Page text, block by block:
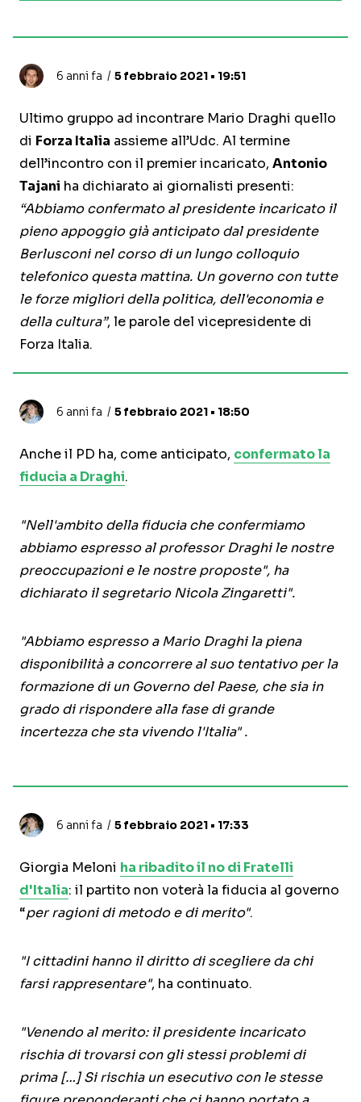
6 anni fa 5 febbraio 2021 • 19:51
Ultimo gruppo ad incontrare Mario Draghi quello
di Forza Italia assieme all’Udc. Al termine
dell’incontro con il premier incaricato, Antonio
Tajani ha dichiarato ai giornalisti presenti:
“Abbiamo confermato al presidente incaricato il
pieno appoggio già anticipato dal presidente
Berlusconi nel corso di un lungo colloquio
telefonico questa mattina. Un governo con tutte
le forze migliori della politica, dell'economia e
della cultura”, le parole del vicepresidente di
Forza Italia.
6 anni fa 5 febbraio 2021 • 18:50
Anche il PD ha, come anticipato, confermato la
fiducia a Draghi.
"Nell'ambito della fiducia che confermiamo
abbiamo espresso al professor Draghi le nostre
preoccupazioni e le nostre proposte", ha
dichiarato il segretario Nicola Zingaretti".
"Abbiamo espresso a Mario Draghi la piena
disponibilità a concorrere al suo tentativo per la
formazione di un Governo del Paese, che sia in
grado di rispondere alla fase di grande
incertezza che sta vivendo l'Italia" .
6 anni fa 5 febbraio 2021 • 17:33
Giorgia Meloni ha ribadito il no di Fratelli
d'Italia: il partito non voterà la fiducia al governo
“per ragioni di metodo e di merito".
"I cittadini hanno il diritto di scegliere da chi
farsi rappresentare", ha continuato.
"Venendo al merito: il presidente incaricato
rischia di trovarsi con gli stessi problemi di
prima […] Si rischia un esecutivo con le stesse